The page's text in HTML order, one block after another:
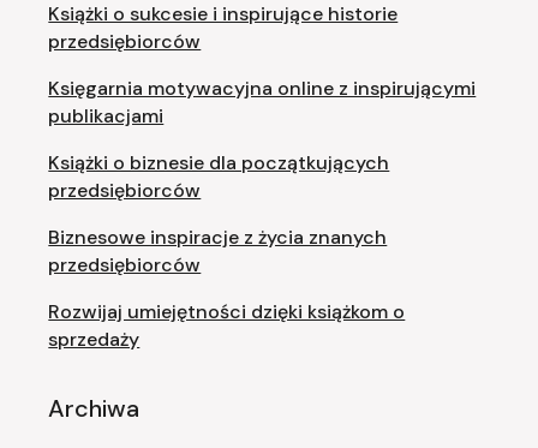
Książki o sukcesie i inspirujące historie
przedsiębiorców
Księgarnia motywacyjna online z inspirującymi
publikacjami
Książki o biznesie dla początkujących
przedsiębiorców
Biznesowe inspiracje z życia znanych
przedsiębiorców
Rozwijaj umiejętności dzięki książkom o
sprzedaży
Archiwa